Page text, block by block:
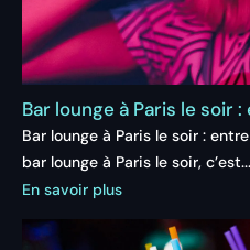
Bar lounge à Paris le
Bar lounge à Paris le soir :
bar lounge à Paris le soir, c’est...
En savoir plus